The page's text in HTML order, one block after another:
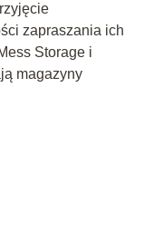
zapraszania ich
Storage i
magazyny